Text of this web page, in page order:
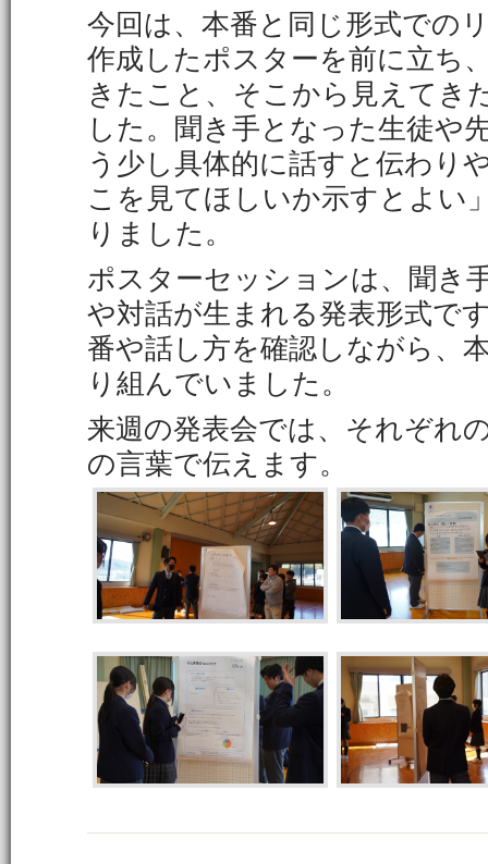
今回は、本番と同じ形式での
作成したポスターを前に立ち
きたこと、そこから見えてき
した。聞き手となった生徒や
う少し具体的に話すと伝わり
こを見てほしいか示すとよい
りました。
ポスターセッションは、聞き
や対話が生まれる発表形式で
番や話し方を確認しながら、
り組んでいました。
来週の発表会では、それぞれ
の言葉で伝えます。